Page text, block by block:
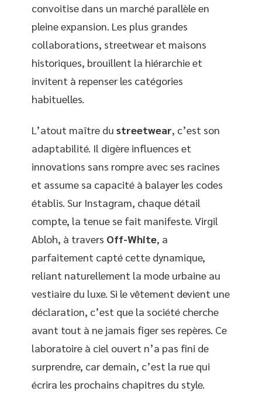
convoitise dans un marché parallèle en
pleine expansion. Les plus grandes
collaborations, streetwear et maisons
historiques, brouillent la hiérarchie et
invitent à repenser les catégories
habituelles.
L’atout maître du streetwear, c’est son
adaptabilité. Il digère influences et
innovations sans rompre avec ses racines
et assume sa capacité à balayer les codes
établis. Sur Instagram, chaque détail
compte, la tenue se fait manifeste. Virgil
Abloh, à travers Off-White, a
parfaitement capté cette dynamique,
reliant naturellement la mode urbaine au
vestiaire du luxe. Si le vêtement devient une
déclaration, c’est que la société cherche
avant tout à ne jamais figer ses repères. Ce
laboratoire à ciel ouvert n’a pas fini de
surprendre, car demain, c’est la rue qui
écrira les prochains chapitres du style.